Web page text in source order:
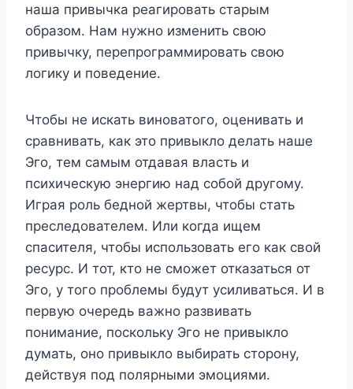
наша привычка реагировать старым
образом. Нам нужно изменить свою
привычку, перепрограммировать свою
логику и поведение.
Чтобы не искать виноватого, оценивать и
сравнивать, как это привыкло делать наше
Эго, тем самым отдавая власть и
психическую энергию над собой другому.
Играя роль бедной жертвы, чтобы стать
преследователем. Или когда ищем
спасителя, чтобы использовать его как свой
ресурс. И тот, кто не сможет отказаться от
Эго, у того проблемы будут усиливаться. И в
первую очередь важно развивать
понимание, поскольку Эго не привыкло
думать, оно привыкло выбирать сторону,
действуя под полярными эмоциями.